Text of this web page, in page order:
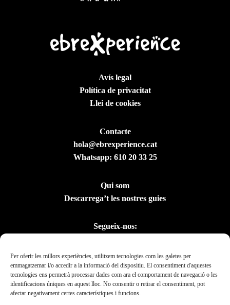
Per oferir les millors experiències, utilitzem tecnologies com les galetes per
emmagatzemar i/o accedir a la informació del dispositiu. El consentiment d'aquestes
tecnologies ens permetrà processar dades com ara el comportament de navegació o les
identificacions úniques en aquest lloc. No consentir o retirar el consentiment, pot
afectar negativament certes característiques i funcions.
Avís legal
Política de privacitat
Llei de cookies
Contacte
hola@ebrexperience.cat
Whatsapp: 610 20 33 25
Qui som
Descarrega’t les nostres guies
Segueix-nos: